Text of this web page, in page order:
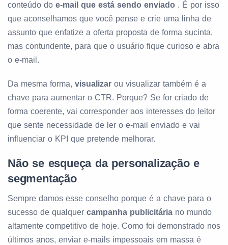
conteúdo do e-mail que está sendo enviado . É por isso
que aconselhamos que você pense e crie uma linha de
assunto que enfatize a oferta proposta de forma sucinta,
mas contundente, para que o usuário fique curioso e abra
o e-mail.
Da mesma forma, visualizar ou visualizar também é a
chave para aumentar o CTR. Porque? Se for criado de
forma coerente, vai corresponder aos interesses do leitor
que sente necessidade de ler o e-mail enviado e vai
influenciar o KPI que pretende melhorar.
Não se esqueça da personalização e
segmentação
Sempre damos esse conselho porque é a chave para o
sucesso de qualquer campanha publicitária no mundo
altamente competitivo de hoje. Como foi demonstrado nos
últimos anos, enviar e-mails impessoais em massa é